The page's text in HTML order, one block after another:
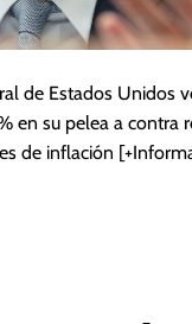
de Estados Unidos
en su pelea a contra
de inflación